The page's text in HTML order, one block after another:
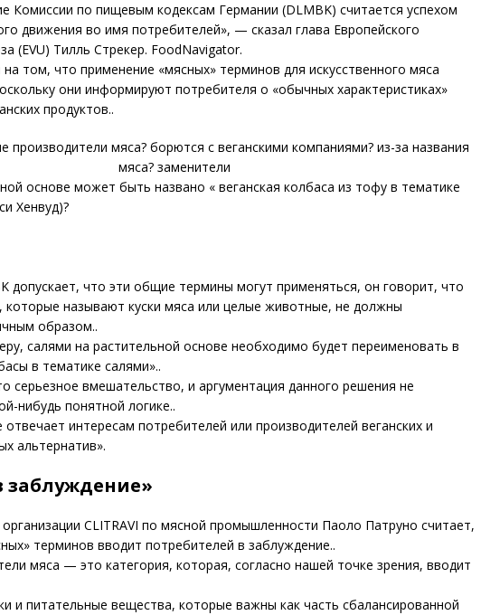
Комиссии по пищевым кодексам Германии (DLMBK) считается успехом
движения во имя потребителей», — сказал глава Европейского
(EVU) Тилль Стрекер. FoodNavigator.
на том, что применение «мясных» терминов для искусственного мяса
они информируют потребителя о «обычных характеристиках»
продуктов..
основе может быть названо « веганская колбаса из тофу в тематике
Хенвуд)?
допускает, что эти общие термины могут применяться, он говорит, что
которые называют куски мяса или целые животные, не должны
образом..
салями на растительной основе необходимо будет переименовать в
в тематике салями»..
серьезное вмешательство, и аргументация данного решения не
нибудь понятной логике..
интересам потребителей или производителей веганских и
альтернатив».
организации CLITRAVI по мясной промышленности Паоло Патруно считает,
терминов вводит потребителей в заблуждение..
мяса — это категория, которая, согласно нашей точке зрения, вводит
и питательные вещества, которые важны как часть сбалансированной